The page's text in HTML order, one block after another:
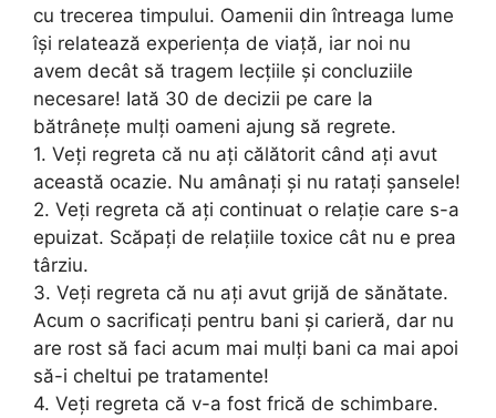
cu trecerea timpului. Oamenii din întreaga lume
își relatează experiența de viață, iar noi nu
avem decât să tragem lecțiile și concluziile
necesare! Iată 30 de decizii pe care la
bătrânețe mulți oameni ajung să regrete.
1. Veți regreta că nu ați călătorit când ați avut
această ocazie. Nu amânați și nu ratați șansele!
2. Veți regreta că ați continuat o relație care s-a
epuizat. Scăpați de relațiile toxice cât nu e prea
târziu.
3. Veți regreta că nu ați avut grijă de sănătate.
Acum o sacrificați pentru bani și carieră, dar nu
are rost să faci acum mai mulți bani ca mai apoi
să-i cheltui pe tratamente!
4. Veți regreta că v-a fost frică de schimbare.